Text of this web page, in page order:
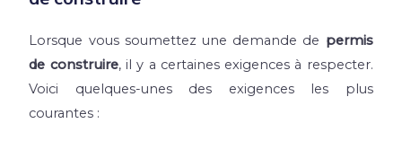
Lorsque vous soumettez une demande de permis
de construire, il y a certaines exigences à respecter.
Voici quelques-unes des exigences les plus
courantes :